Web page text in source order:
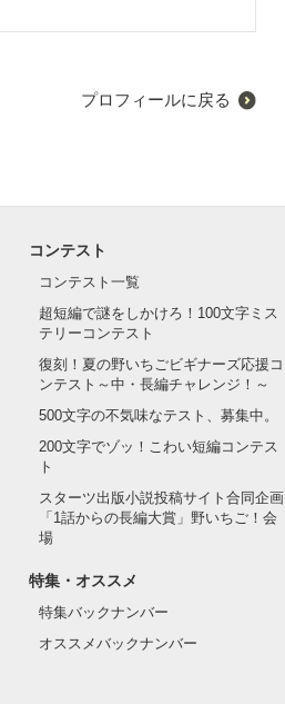
プロフィールに戻る
コンテスト
コンテスト一覧
超短編で謎をしかけろ！100文字ミス
テリーコンテスト
復刻！夏の野いちごビギナーズ応援コ
ンテスト～中・長編チャレンジ！～
500文字の不気味なテスト、募集中。
200文字でゾッ！こわい短編コンテス
ト
スターツ出版小説投稿サイト合同企画
「1話からの長編大賞」野いちご！会
場
特集・オススメ
特集バックナンバー
オススメバックナンバー